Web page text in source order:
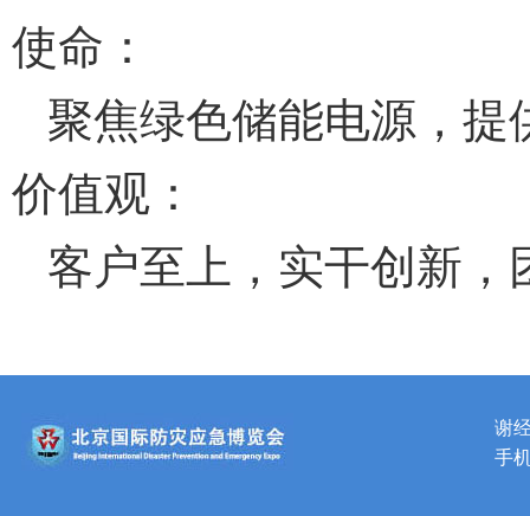
使命：
聚焦绿色储能电源，提
价值观：
客户至上，实干创新，
谢
手